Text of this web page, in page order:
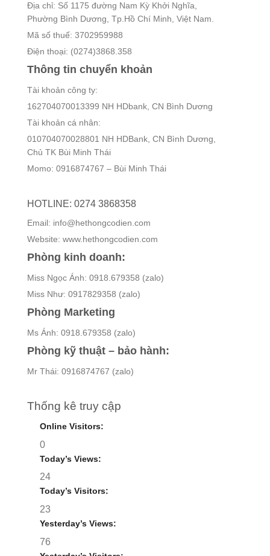
Địa chỉ: Số 1175 đường Nam Kỳ Khởi Nghĩa,
Phường Bình Dương, Tp.Hồ Chí Minh, Việt Nam.
Mã số thuế: 3702959988
Điện thoại: (0274)3868.358
Thông tin chuyển khoản
Tài khoản công ty:
162704070013399 NH HDbank, CN Bình Dương
Tài khoản cá nhân:
010704070028801 NH HDBank, CN Bình Dương,
Chủ TK Bùi Minh Thái
Momo: 0916874767 – Bùi Minh Thái
HOTLINE: 0274 3868358
Email: info@hethongcodien.com
Website: www.hethongcodien.com
Phòng kinh doanh:
Miss Ngọc Ánh: 0918.679358 (zalo)
Miss Như: 0917829358 (zalo)
Phòng Marketing
Ms Ánh: 0918.679358 (zalo)
Phòng kỹ thuật – bảo hành:
Mr Thái: 0916874767 (zalo)
Thống kê truy cập
Online Visitors:
0
Today’s Views:
24
Today’s Visitors:
23
Yesterday’s Views:
76